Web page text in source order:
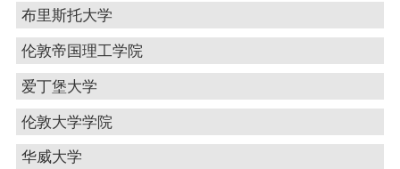
布里斯托大学
伦敦帝国理工学院
爱丁堡大学
伦敦大学学院
华威大学